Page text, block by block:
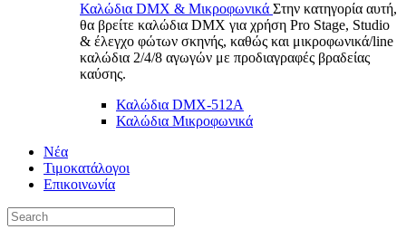
Καλώδια DMX & Μικροφωνικά Στην κατηγορία αυτή,
θα βρείτε καλώδια DMX για χρήση Pro Stage, Studio
& έλεγχο φώτων σκηνής, καθώς και μικροφωνικά/line
καλώδια 2/4/8 αγωγών με προδιαγραφές βραδείας
καύσης.
Καλώδια DMX-512A
Καλώδια Μικροφωνικά
Νέα
Τιμοκατάλογοι
Επικοινωνία